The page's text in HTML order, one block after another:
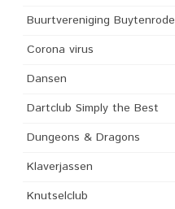
Buurtvereniging Buytenrode
Corona virus
Dansen
Dartclub Simply the Best
Dungeons & Dragons
Klaverjassen
Knutselclub